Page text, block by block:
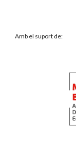
Amb el suport de: